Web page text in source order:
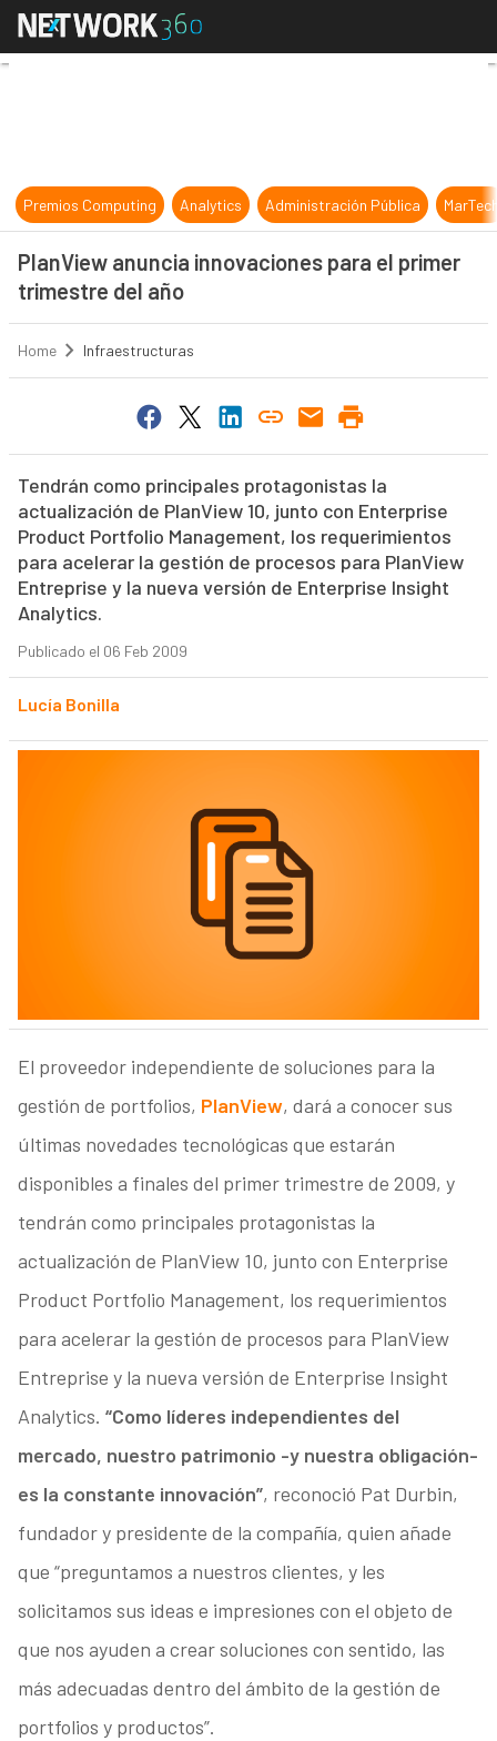
PlanView anuncia innovaciones
Premios Computing Analytics Administración Pública
PlanView anuncia innovaciones para el primer
trimestre del año
Home Infraestructuras
Tendrán como principales protagonistas la
actualización de PlanView 10, junto con Enterprise
Product Portfolio Management, los requerimientos
para acelerar la gestión de procesos para PlanView
Entreprise y la nueva versión de Enterprise Insight
Analytics.
Publicado el 06 Feb 2009
Lucía Bonilla
El proveedor independiente de soluciones para la
gestión de portfolios, PlanView, dará a conocer sus
últimas novedades tecnológicas que estarán
disponibles a finales del primer trimestre de 2009, y
tendrán como principales protagonistas la
actualización de PlanView 10, junto con Enterprise
Product Portfolio Management, los requerimientos
para acelerar la gestión de procesos para PlanView
Entreprise y la nueva versión de Enterprise Insight
Analytics. “Como líderes independientes del
mercado, nuestro patrimonio -y nuestra obligación-
es la constante innovación”, reconoció Pat Durbin,
fundador y presidente de la compañía, quien añade
que “preguntamos a nuestros clientes, y les
solicitamos sus ideas e impresiones con el objeto de
que nos ayuden a crear soluciones con sentido, las
más adecuadas dentro del ámbito de la gestión de
portfolios y productos”.